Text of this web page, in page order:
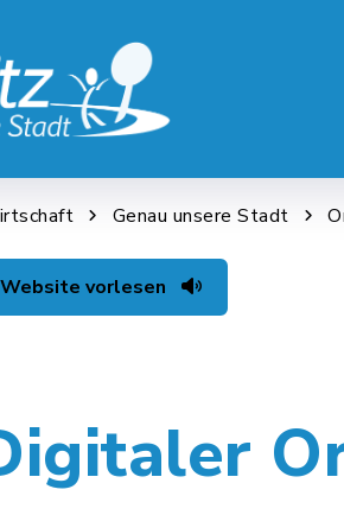
RATHAUS
Genau unsere Stadt
Website vorlesen